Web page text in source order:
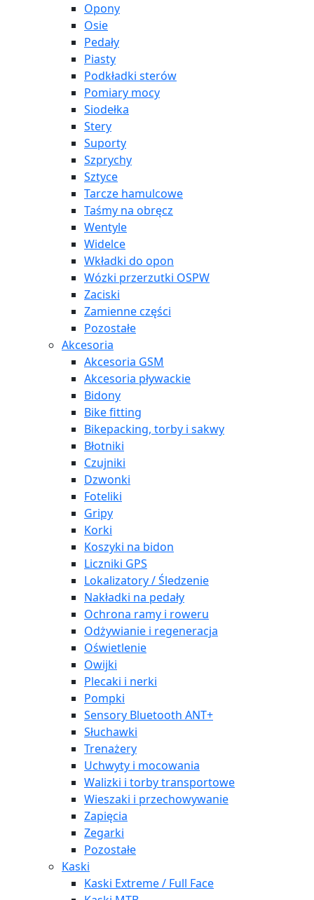
Opony
Osie
Pedały
Piasty
Podkładki sterów
Pomiary mocy
Siodełka
Stery
Suporty
Szprychy
Sztyce
Tarcze hamulcowe
Taśmy na obręcz
Wentyle
Widelce
Wkładki do opon
Wózki przerzutki OSPW
Zaciski
Zamienne części
Pozostałe
Akcesoria
Akcesoria GSM
Akcesoria pływackie
Bidony
Bike fitting
Bikepacking, torby i sakwy
Błotniki
Czujniki
Dzwonki
Foteliki
Gripy
Korki
Koszyki na bidon
Liczniki GPS
Lokalizatory / Śledzenie
Nakładki na pedały
Ochrona ramy i roweru
Odżywianie i regeneracja
Oświetlenie
Owijki
Plecaki i nerki
Pompki
Sensory Bluetooth ANT+
Słuchawki
Trenażery
Uchwyty i mocowania
Walizki i torby transportowe
Wieszaki i przechowywanie
Zapięcia
Zegarki
Pozostałe
Kaski
Kaski Extreme / Full Face